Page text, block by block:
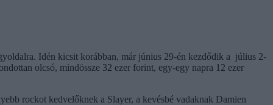
Idén kicsit korábban, már június 29-én kezdődik a július 2-
olcsó, mindössze 32 ezer forint, egy-egy napra 12 ezer
rockot kedvelőknek a Slayer, a kevésbé vadaknak Damien